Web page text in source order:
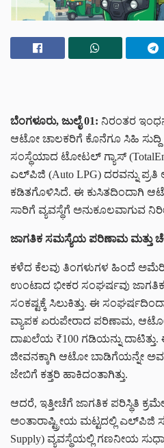
ಬೆಂಗಳೂರು, ಜುಲೈ 01: ನಿರಂತರ
ಆಟೋ ಚಾಲಕರಿಗೆ ಕೊನೆಗೂ ಸಿಹಿ ಸುದ್ದಿ
ಸಂಸ್ಥೆಯಾದ ಟೋಟಲ್ ಗ್ಯಾಸ್
ಎಲ್‌ಪಿಜಿ (Auto LPG) ದರವನ್ನು ಪ್ರತಿ
ಕಡಿತಗೊಳಿಸಿದೆ. ಈ ಕುಸಿತದಿಂದಾಗಿ
ಸಾರಿಗೆ ವ್ಯವಸ್ಥೆಗೆ ಅನುಕೂಲವಾಗುವ
ಜಾಗತಿಕ ಸಮಸ್ಯೆಯ ಪರಿಣಾಮ ಮತ್ತು
ಕಳೆದ ಕೆಲವು ತಿಂಗಳುಗಳ ಹಿಂದೆ
ಉಂಟಾದ ಭೀಕರ ಸಂಘರ್ಷವು
ಸಂಕಷ್ಟಕ್ಕೆ ಸಿಲುಕಿತ್ತು. ಈ
ವ್ಯಾಪಕ ಏರುಪೇರಾದ ಪರಿಣಾಮ,
ದಾಖಲೆಯ ₹100 ಗಡಿಯನ್ನು
ಜೀವನಕ್ಕಾಗಿ ಆಟೋ ಬಾಡಿಗೆಯನ್ನೇ
ಜೇಬಿಗೆ ಕತ್ತರಿ ಹಾಕಿದಂತಾಗಿತ್ತು.
ಆದರೆ, ಇತ್ತೀಚೆಗೆ ಜಾಗತಿಕ ಪರಿಸ್ಥಿತಿ
ಅಂತಾರಾಷ್ಟ್ರೀಯ ಮಟ್ಟದಲ್ಲಿ ಎಲ್‌ಪಿಜಿ
Supply) ವ್ಯವಸ್ಥೆಯಲ್ಲಿ ಗಣನೀಯ